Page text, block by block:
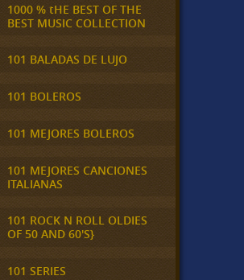
1000 % tHE BEST OF THE
BEST MUSIC COLLECTION
101 BALADAS DE LUJO
101 BOLEROS
101 MEJORES BOLEROS
101 MEJORES CANCIONES
ITALIANAS
101 ROCK N ROLL OLDIES
OF 50 AND 60'S}
101 SERIES